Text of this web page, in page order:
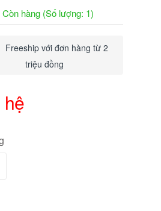
Còn hàng (Số lượng: 1)
Freeship với đơn hàng từ 2
triệu đồng